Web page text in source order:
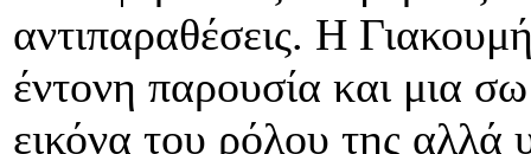
αντιπαραθέσεις. Η
έντονη παρουσία και μια
εικόνα του ρόλου της αλλά